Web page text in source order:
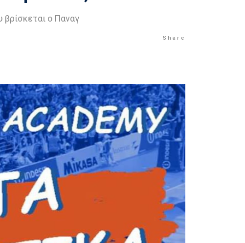
ο Παναγ
Share